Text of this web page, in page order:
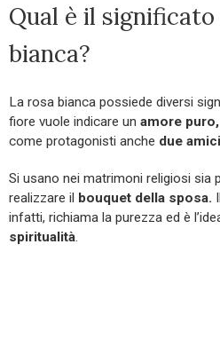
Qual è il
bianca?
La rosa bianca possiede diversi
fiore vuole indicare un amore
come protagonisti anche due
Si usano nei matrimoni religiosi sia
realizzare il bouquet della sposa.
infatti, richiama la purezza ed è
spiritualità.